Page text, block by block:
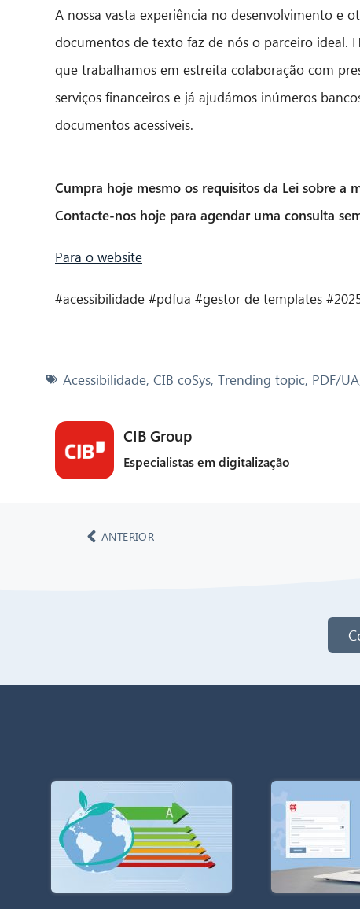
A nossa vasta experiência no desenvolvimento e
documentos de texto faz de nós o parceiro ideal.
que trabalhamos em estreita colaboração com
serviços financeiros e já ajudámos inúmeros
documentos acessíveis.
Cumpra hoje mesmo os requisitos da Lei sobre a
Contacte-nos hoje para agendar uma consulta
Para o website
#acessibilidade #pdfua #gestor de templates
Acessibilidade, CIB coSys, Trending topic, PDF/UA
CIB Group
Especialistas em digitalização
ANTERIOR